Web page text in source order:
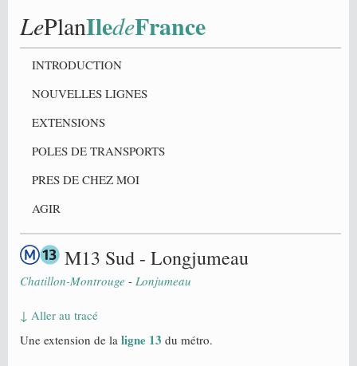
LePlanIledeFrance
INTRODUCTION
NOUVELLES LIGNES
EXTENSIONS
POLES DE TRANSPORTS
PRES DE CHEZ MOI
AGIR
M13 Sud - Longjumeau
Chatillon-Montrouge - Lonjumeau
↓ Aller au tracé
Une extension de la ligne 13 du métro.